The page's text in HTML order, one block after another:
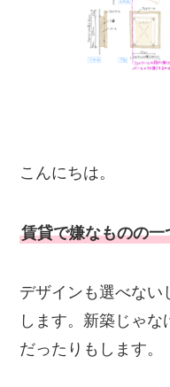
こんにちは。
賃貸で嫌なものの
デザインも選べない
します。新築じゃ
だったりもします。